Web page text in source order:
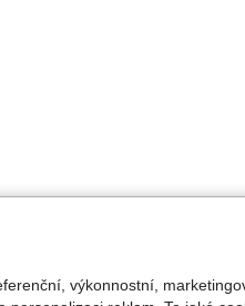
výkonnostní,